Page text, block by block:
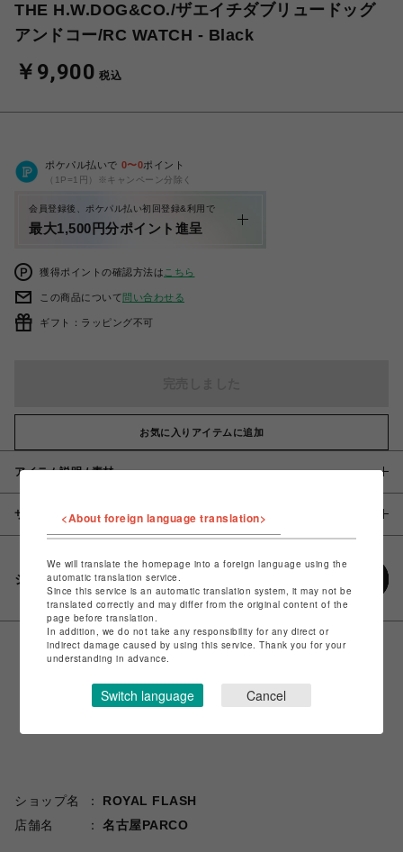
THE H.W.DOG&CO./ザエイチダブリュードッグ
アンドコー/RC WATCH - Black
￥9,900 税込
ポケパル払いで 0〜0ポイント
（1P=1円）※キャンペーン分除く
会員登録後、ポケパル払い初回登録&利用で
最大1,500円分ポイント進呈
獲得ポイントの確認方法は こちら
この商品について問い合わせる
ギフト：ラッピング不可
お気に入りアイテムに追加
アイテム説明 / 素材
サイズ
シェアする
ショップ名
ROYAL FLASH
店舗名
名古屋PARCO
<About foreign language translation>
We will translate the homepage into a foreign language using the
automatic translation service.
Since this service is an automatic translation system, it may not be
translated correctly and may differ from the original content of the
page before translation.
In addition, we do not take any responsibility for any direct or
indirect damage caused by using this service. Thank you for your
understanding in advance.
Switch language Cancel